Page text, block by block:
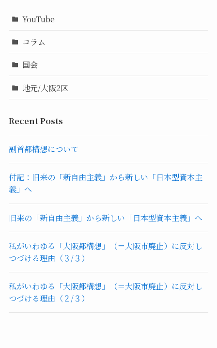
YouTube
コラム
国会
地元/大阪2区
Recent Posts
副首都構想について
付記：旧来の「新自由主義」から新しい「日本型資本主
義」へ
旧来の「新自由主義」から新しい「日本型資本主義」へ
私がいわゆる「大阪都構想」（＝大阪市廃止）に反対し
つづける理由（３/３）
私がいわゆる「大阪都構想」（＝大阪市廃止）に反対し
つづける理由（２/３）